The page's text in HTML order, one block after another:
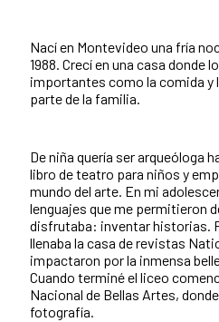
Nací en Montevideo una fría
1988. Crecí en una casa donde
importantes como la comida y
parte de la familia.
De niña quería ser arqueóloga
libro de teatro para niños y
mundo del arte. En mi
lenguajes que me permitieron
disfrutaba: inventar historias.
llenaba la casa de revistas
impactaron por la inmensa
Cuando terminé el liceo
Nacional de Bellas Artes,
fotografía.